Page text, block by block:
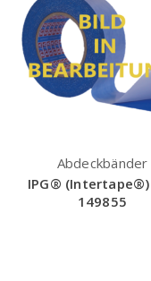
Abdeckbänder
IPG® (Intertape®)
149855